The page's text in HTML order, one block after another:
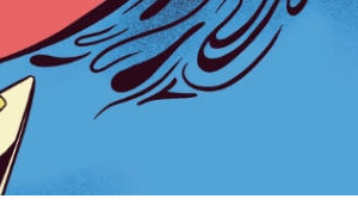
Burret
Sainte-Foy-
Loire Tourisme a
saison autour de
la déconnexion,
Alexandra Thizy,
marketing et